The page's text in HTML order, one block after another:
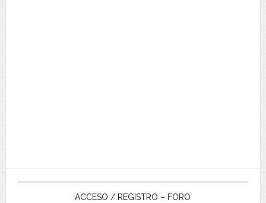
ACCESO / REGISTRO – FORO